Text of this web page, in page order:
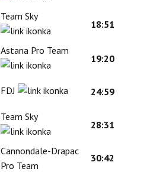
Team Sky
18:51
Astana Pro Team
19:20
FDJ 24:59
Team Sky
28:31
Cannondale-Drapac
Pro Team
30:42